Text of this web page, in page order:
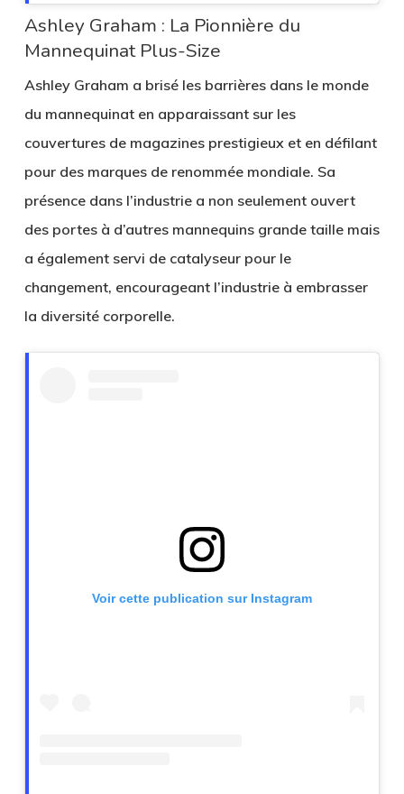
Ashley Graham : La Pionnière du
Mannequinat Plus-Size
Ashley Graham a brisé les barrières dans le monde
du mannequinat en apparaissant sur les
couvertures de magazines prestigieux et en défilant
pour des marques de renommée mondiale. Sa
présence dans l’industrie a non seulement ouvert
des portes à d’autres mannequins grande taille mais
a également servi de catalyseur pour le
changement, encourageant l’industrie à embrasser
la diversité corporelle.
Voir cette publication sur Instagram